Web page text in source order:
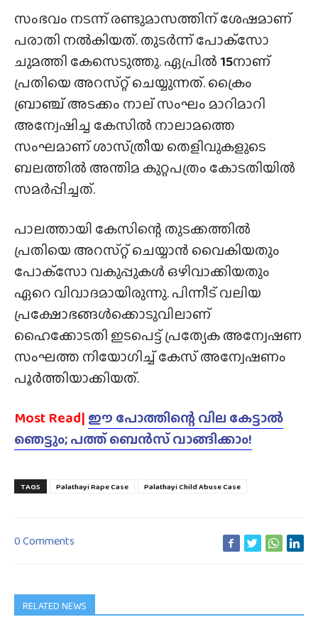
സംഭവം നടന്ന് രണ്ടുമാസത്തിന് ശേഷമാണ്
പരാതി നൽകിയത്. തുടർന്ന് പോക്‌സോ
ചുമത്തി കേസെടുത്തു. ഏപ്രിൽ 15നാണ്
പ്രതിയെ അറസ്‌റ്റ് ചെയ്യുന്നത്. ക്രൈം
ബ്രാഞ്ച് അടക്കം നാല് സംഘം മാറിമാറി
അന്വേഷിച്ച കേസിൽ നാലാമത്തെ
സംഘമാണ് ശാസ്‌ത്രീയ തെളിവുകളുടെ
ബലത്തിൽ അന്തിമ കുറ്റപത്രം കോടതിയിൽ
സമർപ്പിച്ചത്.
പാലത്തായി കേസിന്റെ തുടക്കത്തിൽ
പ്രതിയെ അറസ്‌റ്റ് ചെയ്യാൻ വൈകിയതും
പോക്‌സോ വകുപ്പുകൾ ഒഴിവാക്കിയതും
ഏറെ വിവാദമായിരുന്നു. പിന്നീട് വലിയ
പ്രക്ഷോഭങ്ങൾക്കൊടുവിലാണ്
ഹൈക്കോടതി ഇടപെട്ട് പ്രത്യേക അന്വേഷണ
സംഘത്ത നിയോഗിച്ച് കേസ് അന്വേഷണം
പൂർത്തിയാക്കിയത്.
Most Read| ഈ പോത്തിന്റെ വില കേട്ടാൽ
ഞെട്ടും; പത്ത് ബെൻസ് വാങ്ങിക്കാം!
TAGS Palathayi Rape Case Palathayi Child Abuse Case
0 Comments
RELATED NEWS